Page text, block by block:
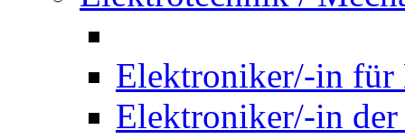
Elektroniker/-in für
Elektroniker/-in